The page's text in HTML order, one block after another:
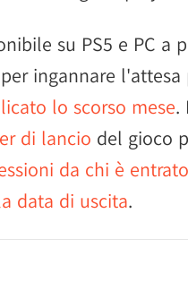
su PS5 e PC a
ingannare
lo scorso mese.
di lancio del gioco
da chi è
data di uscita.